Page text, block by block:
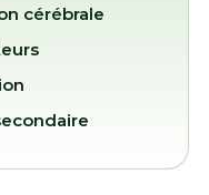
cérébrale